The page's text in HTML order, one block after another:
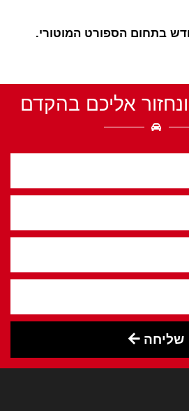
בתחום הספורט המוטורי.
אליכם בהקדם
שליחה